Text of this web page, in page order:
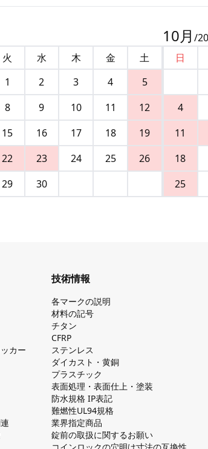
火 水 木 金
土
1
2 3 4
5
8 9 10 11
12
15 16 17 18
19
22 23 24 25
26
29 30
10月 /
日
4
11
18
25
カー
技術情報
各マークの説明
材料の記号
チタン
CFRP
ステンレス
ダイカスト・⻩銅
プラスチック
表面処理・表面仕上・塗装
防⽔規格 IP表記
難燃性UL94規格
業界指定商品
錠前の取扱に関するお願い